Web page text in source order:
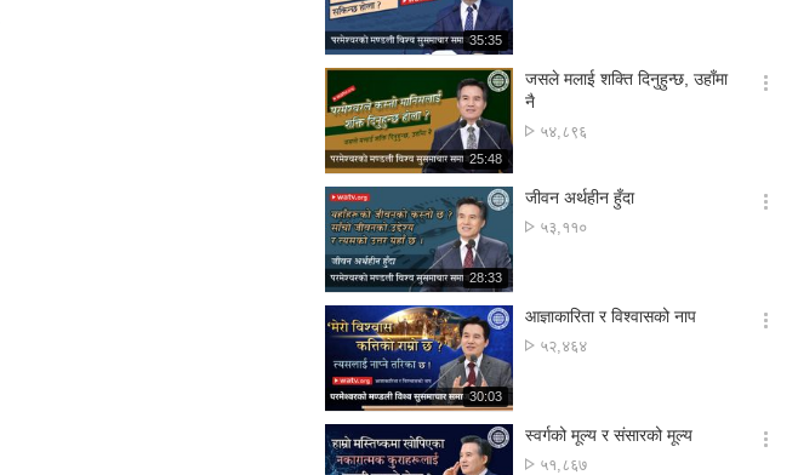
재
생
시
간
35:35
재
생
시
간
25:48
जसले मलाई शक्ति दिनुहुन्छ, उहाँमा
नै
अवलोकन
५४,८९६
옵
재
생
시
간
28:33
जीवन अर्थहीन हुँदा
अवलोकन
५३,११०
옵
재
생
간
30:03
आज्ञाकारिता र विश्वासको नाप
अवलोकन
५२,४६४
옵
स्वर्गको मूल्य र संसारको मूल्य
अवलोकन
५१,८६७
옵